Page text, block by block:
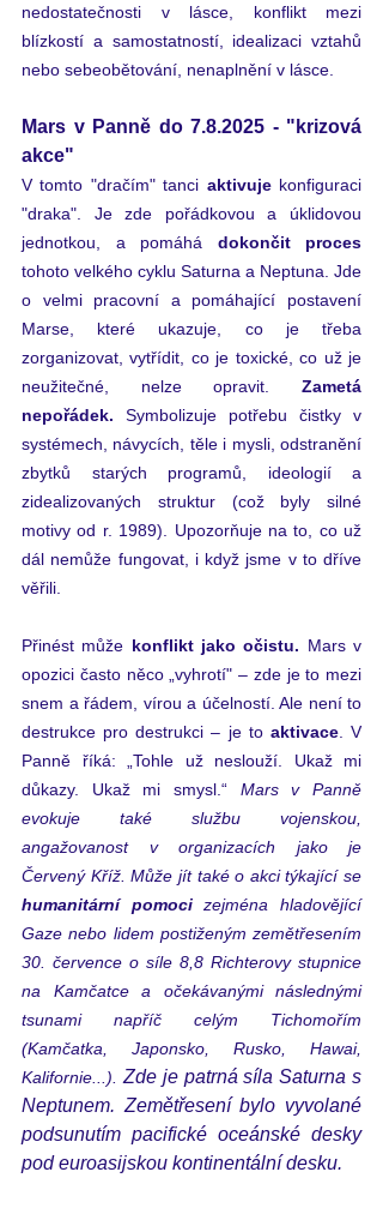
nedostatečnosti v lásce, konflikt mezi
blízkostí a samostatností, idealizaci vztahů
nebo sebeobětování, nenaplnění v lásce.
Mars v Panně do 7.8.2025 - "krizová
akce"
V tomto "dračím" tanci aktivuje konfiguraci
"draka". Je zde pořádkovou a úklidovou
jednotkou, a pomáhá dokončit proces
tohoto velkého cyklu Saturna a Neptuna. Jde
o velmi pracovní a pomáhající postavení
Marse, které ukazuje, co je třeba
zorganizovat, vytřídit, co je toxické, co už je
neužitečné, nelze opravit. Zametá
nepořádek. Symbolizuje potřebu čistky v
systémech, návycích, těle i mysli, odstranění
zbytků starých programů, ideologií a
zidealizovaných struktur (což byly silné
motivy od r. 1989). Upozorňuje na to, co už
dál nemůže fungovat, i když jsme v to dříve
věřili.
Přinést může konflikt jako očistu. Mars v
opozici často něco „vyhrotí" – zde je to mezi
snem a řádem, vírou a účelností. Ale není to
destrukce pro destrukci – je to aktivace. V
Panně říká: „Tohle už neslouží. Ukaž mi
důkazy. Ukaž mi smysl.“ Mars v Panně
evokuje také službu vojenskou,
angažovanost v organizacích jako je
humanitární pomoci zejména hladovějící
Gaze nebo lidem postiženým zemětřesením
30. července o síle 8,8 Richterovy stupnice
na Kamčatce a očekávanými následnými
tsunami napříč celým Tichomořím
(Kamčatka, Japonsko, Rusko, Hawai,
Kalifornie...). Zde je patrná síla Saturna s
Neptunem. Zemětřesení bylo vyvolané
podsunutím pacifické oceánské desky
pod euroasijskou kontinentální desku.